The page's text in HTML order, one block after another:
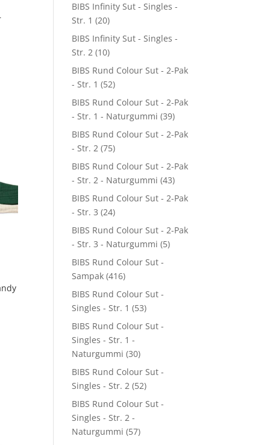
BIBS Infinity Sut - Singles -
Str. 1 (20)
BIBS Infinity Sut - Singles -
Str. 2 (10)
BIBS Rund Colour Sut - 2-Pak
- Str. 1 (52)
BIBS Rund Colour Sut - 2-Pak
- Str. 1 - Naturgummi (39)
BIBS Rund Colour Sut - 2-Pak
- Str. 2 (75)
BIBS Rund Colour Sut - 2-Pak
- Str. 2 - Naturgummi (43)
BIBS Rund Colour Sut - 2-Pak
- Str. 3 (24)
BIBS Rund Colour Sut - 2-Pak
- Str. 3 - Naturgummi (5)
BIBS Rund Colour Sut -
Sampak (416)
BIBS Rund Colour Sut -
Singles - Str. 1 (53)
BIBS Rund Colour Sut -
Singles - Str. 1 -
Naturgummi (30)
BIBS Rund Colour Sut -
Singles - Str. 2 (52)
BIBS Rund Colour Sut -
Singles - Str. 2 -
Naturgummi (57)